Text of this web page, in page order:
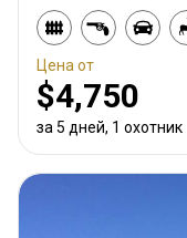
Цена от
$4,750
за 5 дней, 1 охотник